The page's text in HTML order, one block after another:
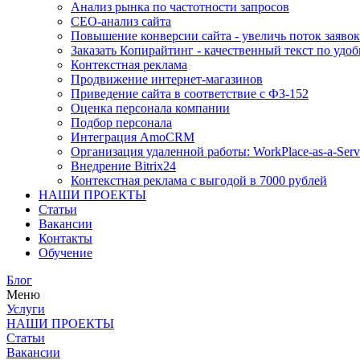
Анализ рынка по частотности запросов
СЕО-анализ сайта
Повышение конверсии сайта - увеличь поток
Заказать Копирайтинг - качественный текст по
Контекстная реклама
Продвижение интернет-магазинов
Приведение сайта в соответствие с ФЗ-152
Оценка персонала компании
Подбор персонала
Интеграция AmoCRM
Организация удаленной работы: WorkPlace-as-a-
Внедрение Bitrix24
Контекстная реклама с выгодой в 7000 рублей
НАШИ ПРОЕКТЫ
Статьи
Вакансии
Контакты
Обучение
Блог
Меню
Услуги
НАШИ ПРОЕКТЫ
Статьи
Вакансии